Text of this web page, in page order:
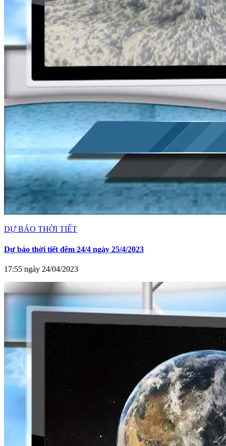
DỰ BÁO THỜI TIẾT
Dự báo thời tiết đêm 24/4 ngày 25/4/2023
17:55 ngày 24/04/2023